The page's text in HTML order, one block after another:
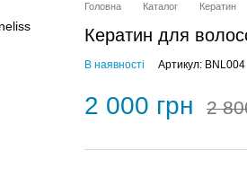
Головна Каталог Кератин
Кератин для
В наявності Артикул: BNL004
2 000 грн 2